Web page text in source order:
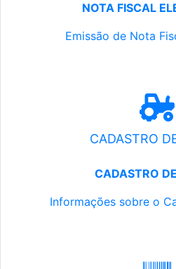
NOTA FISCAL
Emissão de Nota
CADASTRO
CADASTRO
Informações sobre o